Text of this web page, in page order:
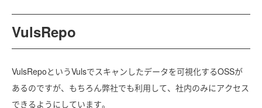
VulsRepo
VulsRepoというVulsでスキャンしたデータを可視化するOSSが
あるのですが、もちろん弊社でも利用して、社内のみにアクセス
できるようにしています。